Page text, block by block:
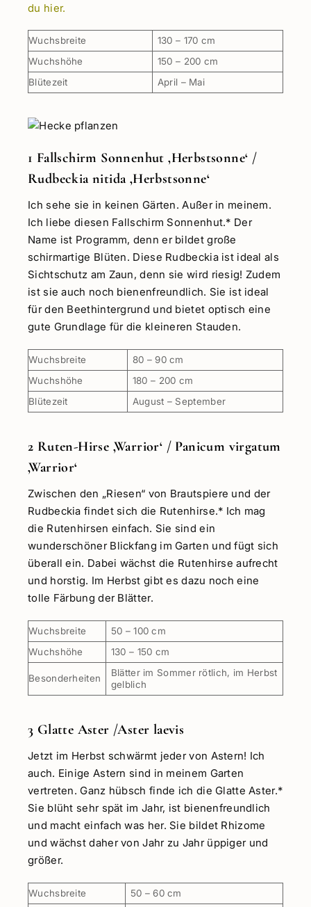
du hier.
Wuchsbreite
130 – 170 cm
Wuchshöhe
150 – 200 cm
Blütezeit
April – Mai
1 Fallschirm Sonnenhut ‚Herbstsonne‘ /
Rudbeckia nitida ‚Herbstsonne‘
Ich sehe sie in keinen Gärten. Außer in meinem.
Ich liebe diesen Fallschirm Sonnenhut.* Der
Name ist Programm, denn er bildet große
schirmartige Blüten. Diese Rudbeckia ist ideal als
Sichtschutz am Zaun, denn sie wird riesig! Zudem
ist sie auch noch bienenfreundlich. Sie ist ideal
für den Beethintergrund und bietet optisch eine
gute Grundlage für die kleineren Stauden.
Wuchsbreite
80 – 90 cm
Wuchshöhe
180 – 200 cm
Blütezeit
August – September
2 Ruten-Hirse ‚Warrior‘ / Panicum virgatum
‚Warrior‘
Zwischen den „Riesen“ von Brautspiere und der
Rudbeckia findet sich die Rutenhirse.* Ich mag
die Rutenhirsen einfach. Sie sind ein
wunderschöner Blickfang im Garten und fügt sich
überall ein. Dabei wächst die Rutenhirse aufrecht
und horstig. Im Herbst gibt es dazu noch eine
tolle Färbung der Blätter.
Wuchsbreite
50 – 100 cm
Wuchshöhe
130 – 150 cm
Besonderheiten
Blätter im Sommer rötlich, im Herbst
gelblich
3 Glatte Aster /Aster laevis
Jetzt im Herbst schwärmt jeder von Astern! Ich
auch. Einige Astern sind in meinem Garten
vertreten. Ganz hübsch finde ich die Glatte Aster.*
Sie blüht sehr spät im Jahr, ist bienenfreundlich
und macht einfach was her. Sie bildet Rhizome
und wächst daher von Jahr zu Jahr üppiger und
größer.
Wuchsbreite
50 – 60 cm